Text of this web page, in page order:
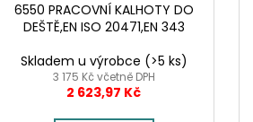
6550 PRACOVNÍ KALHOTY DO
DEŠTĚ,EN ISO 20471,EN 343
Skladem u výrobce (>5 ks)
3 175 Kč včetně DPH
2 623,97 Kč